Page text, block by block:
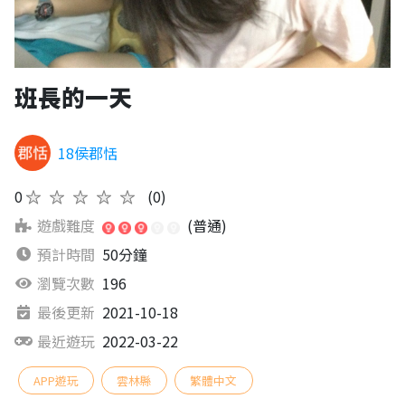
班長的一天
18侯郡恬
0★★★★★
(0)
遊戲難度
(普通)
預計時間 50分鐘
瀏覽次數 196
最後更新 2021-10-18
最近遊玩 2022-03-22
APP遊玩 雲林縣 繁體中文